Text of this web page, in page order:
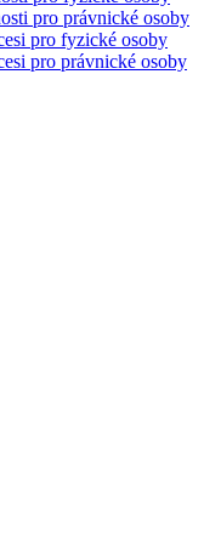
pro právnické osoby
pro fyzické osoby
pro právnické osoby